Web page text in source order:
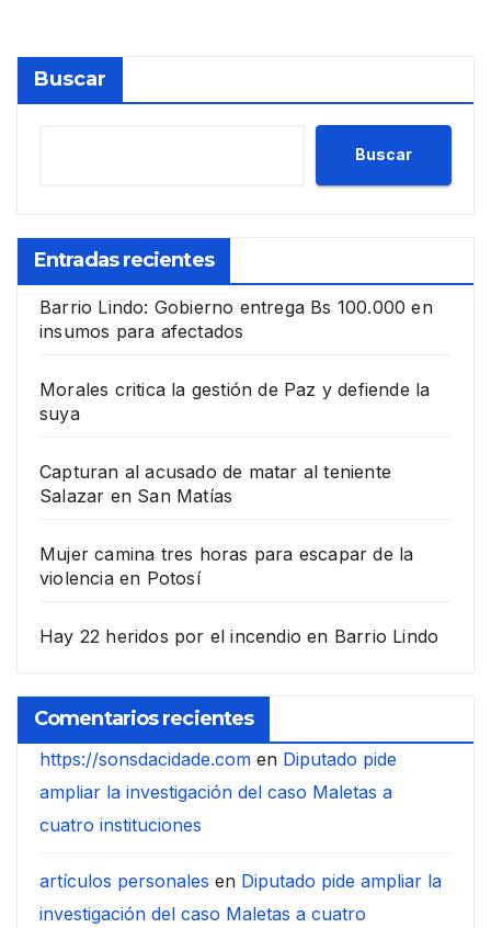
Buscar
Buscar
Entradas recientes
Barrio Lindo: Gobierno entrega Bs 100.000 en
insumos para afectados
Morales critica la gestión de Paz y defiende la
suya
Capturan al acusado de matar al teniente
Salazar en San Matías
Mujer camina tres horas para escapar de la
violencia en Potosí
Hay 22 heridos por el incendio en Barrio Lindo
Comentarios recientes
https://sonsdacidade.com en Diputado pide
ampliar la investigación del caso Maletas a
cuatro instituciones
artículos personales en Diputado pide ampliar la
investigación del caso Maletas a cuatro